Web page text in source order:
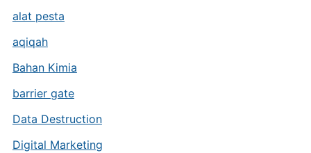
alat pesta
aqiqah
Bahan Kimia
barrier gate
Data Destruction
Digital Marketing